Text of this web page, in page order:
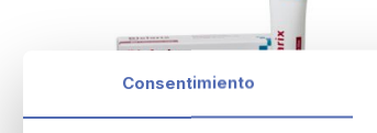
Consentimiento